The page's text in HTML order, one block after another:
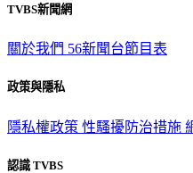
TVBS新聞網
關於我們 56新聞台節目表
政策與隱私
隱私權政策 性騷擾防治措施
認識 TVBS